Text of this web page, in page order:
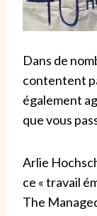
Dans de
contentent
également
que vous
Arlie
ce « travail
The